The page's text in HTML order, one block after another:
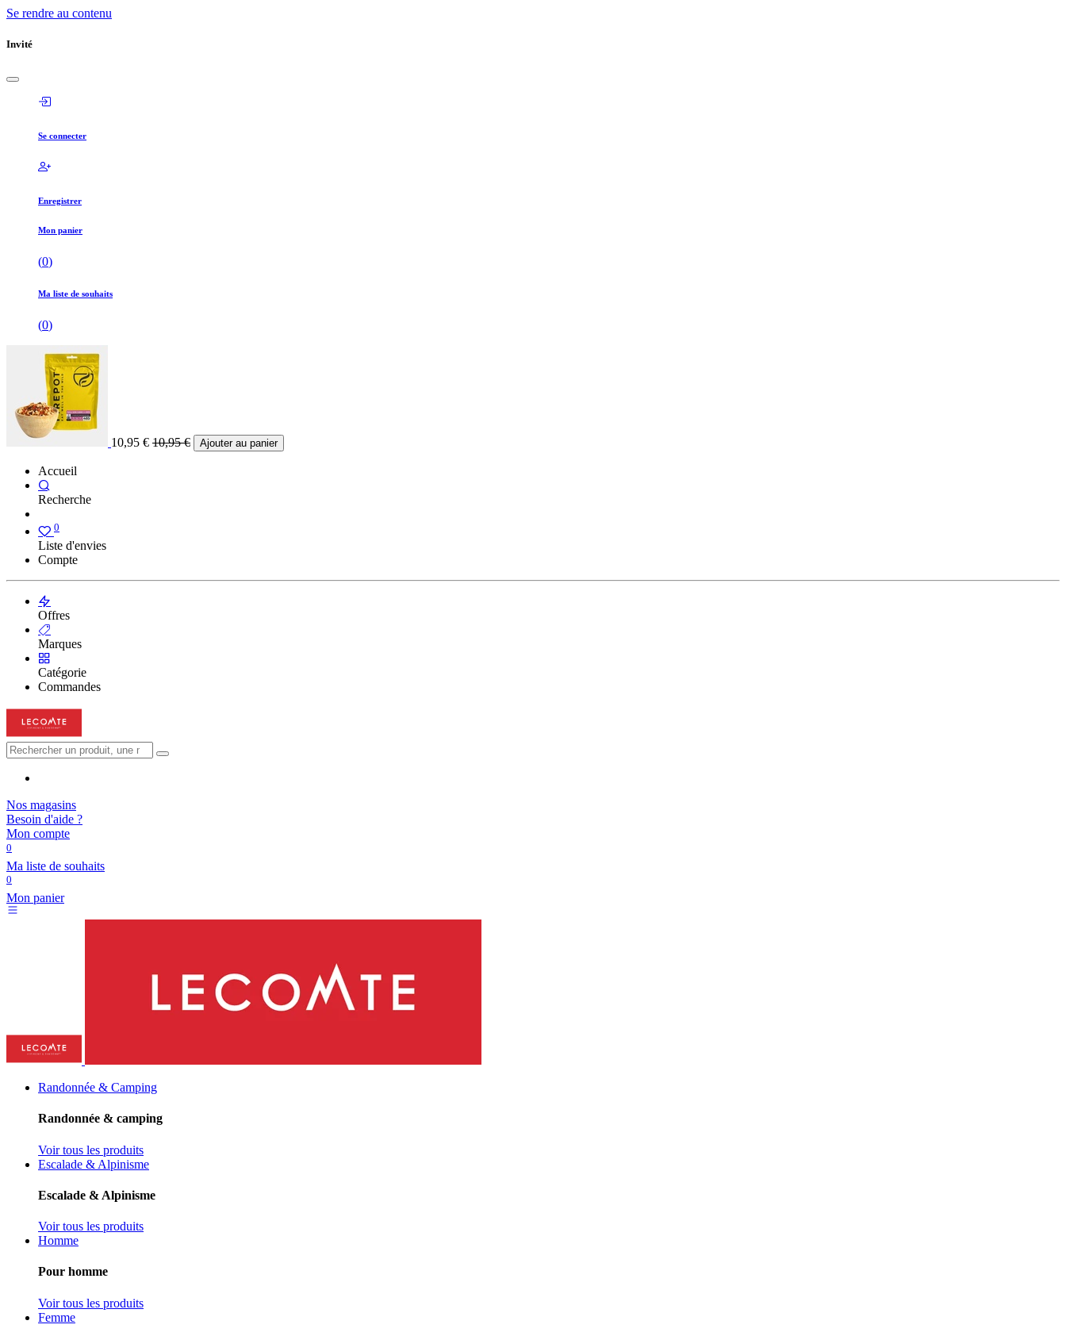
Se rendre au contenu
Invité
Se connecter
Enregistrer
Mon panier
(0)
Ma liste de souhaits
(0)
10,95 € 10,95€ Ajouter au panier
Accueil
Recherche
0
Liste d'envies
Compte
Offres
Marques
Catégorie
Commandes
Nos magasins
Besoin d'aide ?
Mon compte
0
Ma liste de souhaits
0
Mon panier
Randonnée & Camping
Randonnée & camping
Voir tous les produits
Escalade & Alpinisme
Escalade & Alpinisme
Voir tous les produits
Homme
Pour homme
Voir tous les produits
Femme